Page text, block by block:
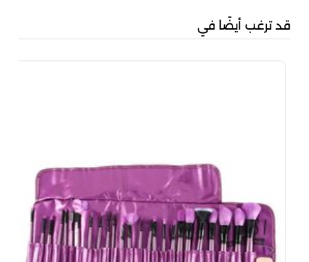
قد ترغب أيضًا في